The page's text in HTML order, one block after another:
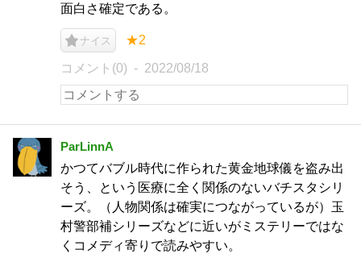
面白さ確定である。
ナイス ★2
コメント(0) 2022/08/18
ParLinnA
かつてバブル時代に作られた黄金地球儀を盗み出
そう、という医療に全く関係のないバチスタシリ
ーズ。（人物関係は確実につながっているが）玉
村警部補シリーズなどに近いがミステリーではな
くコメディ寄りで読みやすい。